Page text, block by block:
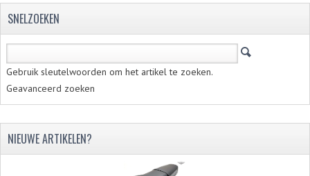
SNELZOEKEN
Gebruik sleutelwoorden om het artikel te zoeken.
Geavanceerd zoeken
NIEUWE ARTIKELEN?